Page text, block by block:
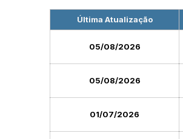
Última Atualização
05/08/2026
05/08/2026
01/07/2026